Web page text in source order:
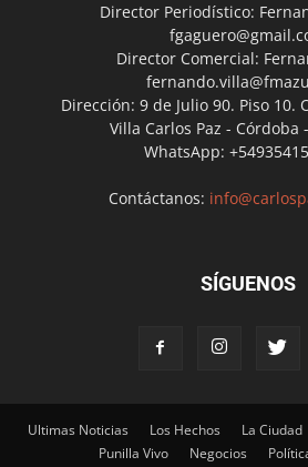
Director Periodístico:
Director Comercial:
Dirección: 9 de Julio 90. Piso 10.
Villa Carlos Paz - Córdoba
WhatsApp:
Contáctanos:
SÍGUENOS
Ultimas Noticias Los Hechos La Ciudad
Punilla Vivo
Negocios